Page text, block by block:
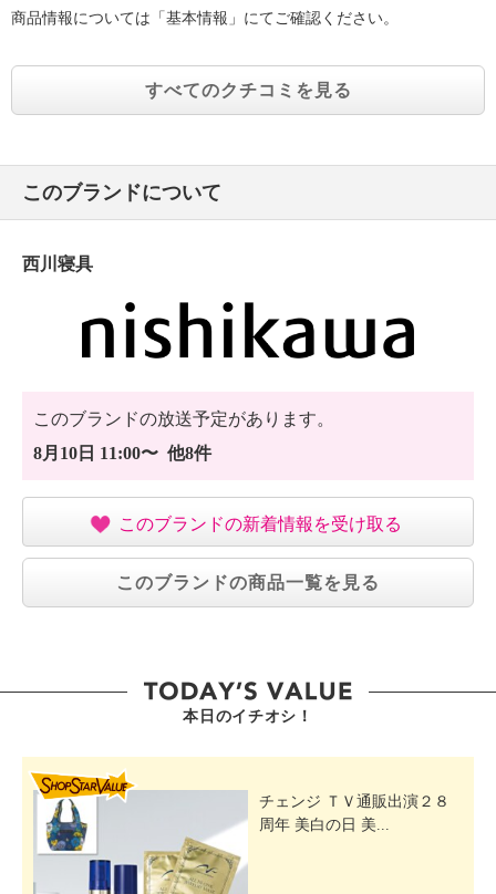
商品情報については「基本情報」にてご確認ください。
すべてのクチコミを見る
このブランドについて
西川寝具
このブランドの放送予定があります。
8月10日 11:00〜 他8件
このブランドの新着情報を受け取る
このブランドの商品一覧を見る
本日のイチオシ！
チェンジ ＴＶ通販出演２８
周年 美白の日 美...